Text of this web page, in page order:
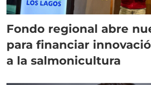
Fondo regional abre
para financiar
a la salmonicultura